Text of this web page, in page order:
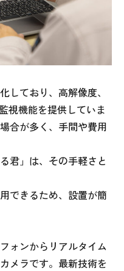
しており、高解像度、
視機能を提供していま
合が多く、手間や費用
君」は、その手軽さと
できるため、設置が簡
ォンからリアルタイム
メラです。最新技術を